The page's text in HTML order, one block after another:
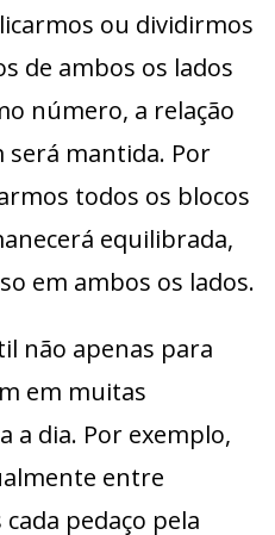
ou dividirmos
de ambos os lados
número, a relação
será mantida. Por
todos os blocos
equilibrada,
em ambos os lados.
não apenas para
em muitas
a dia. Por exemplo,
entre
pedaço pela